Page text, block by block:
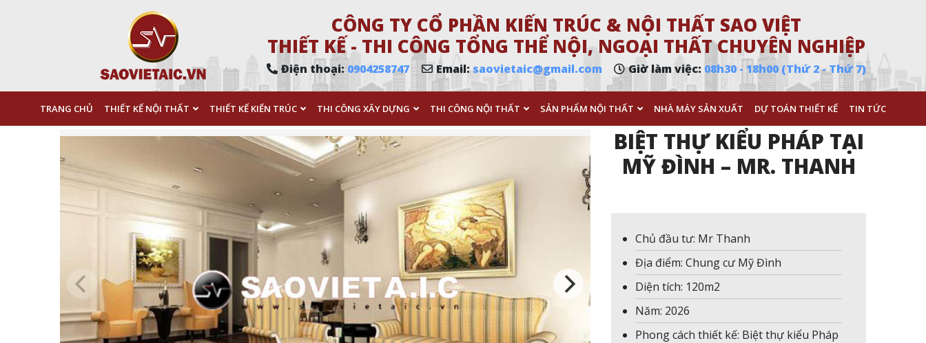
CÔNG TY CỔ PHẦN KIẾN TRÚC & NỘI THẤT SAO VIỆT
THIẾT KẾ - THI CÔNG TỔNG THỂ NỘI, NGOẠI THẤT CHUYÊN NGHIỆP
Điện thoại:0904258747 Email: saovietaic@gmail.com Giờ làm việc: 08h30 - 18h00 (Thứ 2 - Thứ 7)
TRANG CHỦ THIẾT KẾ NỘI THẤT THIẾT KẾ KIẾN TRÚC THI CÔNG XÂY DỰNG THI CÔNG NỘI THẤT SẢN PHẨM NỘI THẤT NHÀ MÁY SẢN XUẤT DỰ TOÁN THIẾT KẾ TIN TỨC
BIỆT THỰ KIỂU PHÁP TẠI
MỸ ĐÌNH – MR. THANH
Chủ đầu tư: Mr Thanh
Địa điểm: Chung cư Mỹ Đình
Diện tích: 120m2
Năm: 2026
Phong cách thiết kế: Biệt thự kiểu Pháp